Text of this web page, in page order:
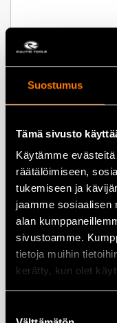
Suostumus
Tämä sivusto
Käytämme
räätälöimiseen,
tukemiseen ja
jaamme sosiaalisen
alan
sivustoamme.
tietoja muihin
kerätty, kun olet
mm – IKH2041
69,00€